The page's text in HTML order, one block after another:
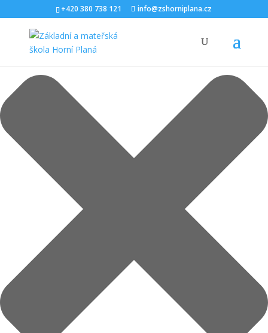
Spravovat Souhlas s cookies
+420 380 738 121 info@zshorniplana.cz